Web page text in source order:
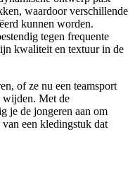
waardoor verschillende
kunnen worden.
tegen frequente
kwaliteit en textuur in de
of ze nu een teamsport
wijden. Met de
je de jongeren aan om
een kledingstuk dat